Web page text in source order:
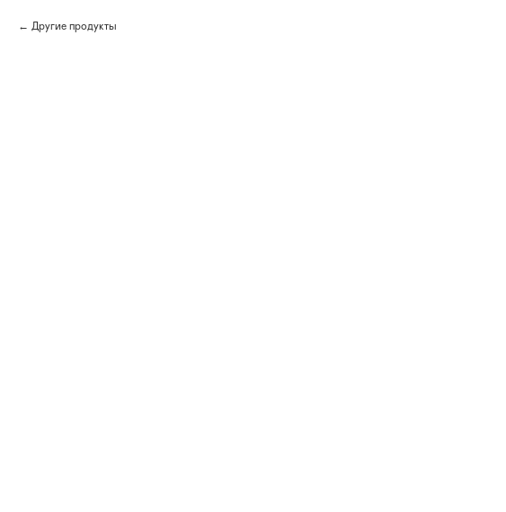
Другие продукты